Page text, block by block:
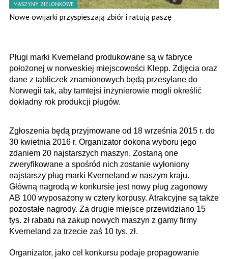
MASZYNY ZIELONKOWE
Nowe owijarki przyspieszają zbiór i ratują paszę
Pługi marki Kverneland produkowane są w fabryce
położonej w norweskiej miejscowości Klepp. Zdjęcia oraz
dane z tabliczek znamionowych będą przesyłane do
Norwegii tak, aby tamtejsi inżynierowie mogli określić
dokładny rok produkcji pługów.
Zgłoszenia będą przyjmowane od 18 września 2015 r. do
30 kwietnia 2016 r. Organizator dokona wyboru jego
zdaniem 20 najstarszych maszyn. Zostaną one
zweryfikowane a spośród nich zostanie wyłoniony
najstarszy pług marki Kverneland w naszym kraju.
Główną nagrodą w konkursie jest nowy pług zagonowy
AB 100 wyposażony w cztery korpusy. Atrakcyjne są także
pozostałe nagrody. Za drugie miejsce przewidziano 15
tys. zł rabatu na zakup nowych maszyn z gamy firmy
Kverneland za trzecie zaś 10 tys. zł.
Organizator, jako cel konkursu podaje propagowanie